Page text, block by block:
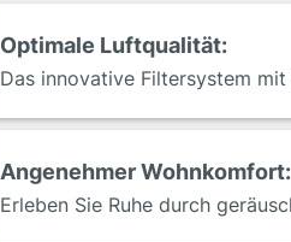
Optimale Luftqualität:
Das innovative Filtersystem
Angenehmer Wohnkomfort:
Erleben Sie Ruhe durch